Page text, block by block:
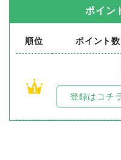
ポイン
順位 ポイント数
1
登録はコチ